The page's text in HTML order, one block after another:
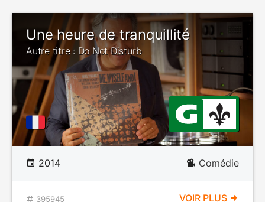
Une heure de tranquillité
Autre titre : Do Not Disturb
2014 Comédie
395945 VOIR PLUS